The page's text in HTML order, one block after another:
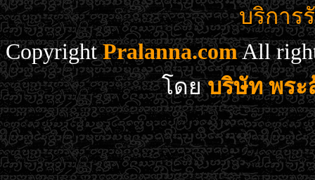
บริการ
CopyrightPralanna.comAll
โดยบริษัท พร